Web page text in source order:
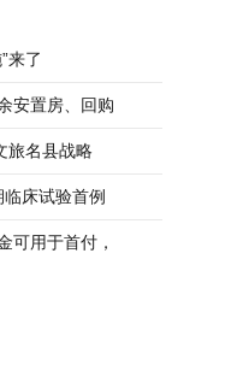
来了
安置房、回购
旅名县战略
床试验首例
可用于首付，